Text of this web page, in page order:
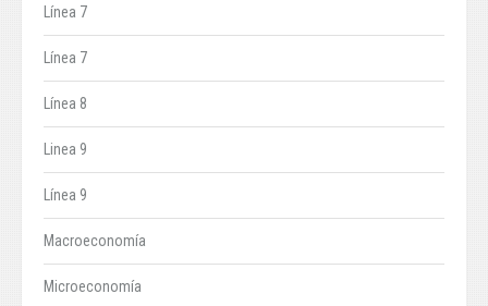
Línea 7
Línea 7
Línea 8
Linea 9
Línea 9
Macroeconomía
Microeconomía